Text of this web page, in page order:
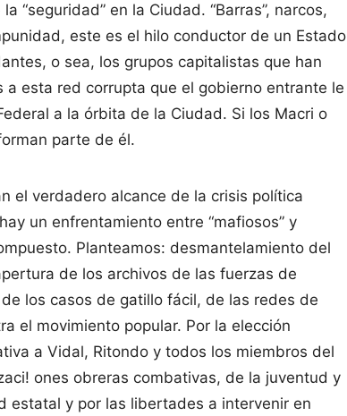
“seguridad” en la Ciudad. “Barras”, narcos,
este es el hilo conductor de un Estado
o sea, los grupos capitalistas que han
esta red corrupta que el gobierno entrante le
a la órbita de la Ciudad. Si los Macri o
parte de él.
el verdadero alcance de la crisis política
un enfrentamiento entre “mafiosos” y
Planteamos: desmantelamiento del
de los archivos de las fuerzas de
los casos de gatillo fácil, de las redes de
el movimiento popular. Por la elección
a Vidal, Ritondo y todos los miembros del
ones obreras combativas, de la juventud y
estatal y por las libertades a intervenir en